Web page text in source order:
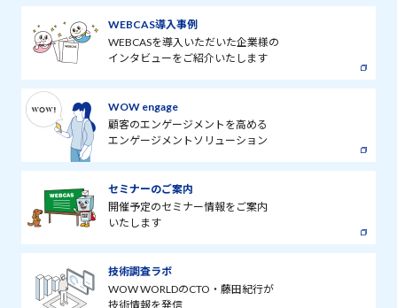
WEBCAS導入事例
WEBCASを導入いただいた企業様の
インタビューをご紹介いたします
WOW engage
顧客のエンゲージメントを高める
エンゲージメントソリューション
セミナーのご案内
開催予定のセミナー情報をご案内
いたします
技術調査ラボ
WOW WORLDのCTO・藤田紀行が
技術情報を発信